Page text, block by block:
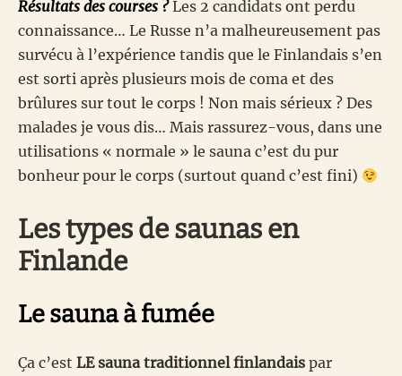
Résultats des courses ?Les 2 candidats ont perdu
connaissance… Le Russe n’a malheureusement pas
survécu à l’expérience tandis que le Finlandais s’en
est sorti après plusieurs mois de coma et des
brûlures sur tout le corps ! Non mais sérieux ? Des
malades je vous dis… Mais rassurez-vous, dans une
utilisations « normale » le sauna c’est du pur
bonheur pour le corps (surtout quand c’est fini)
Les types de saunas en
Finlande
Le sauna à fumée
Ça c’est LE sauna traditionnel finlandais par